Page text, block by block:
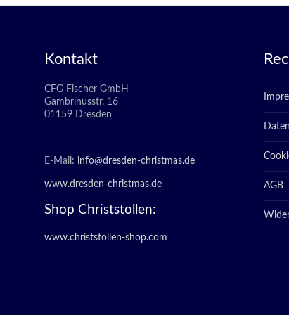
Kontakt
CFG Fischer GmbH
Gambrinusstr. 16
01159 Dresden
E-Mail: info@dresden-christmas.de
www.dresden-christmas.de
Shop Christstollen:
www.christstollen-shop.com
AGB